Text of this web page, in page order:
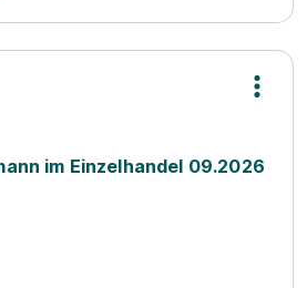
im Einzelhandel 09.2026